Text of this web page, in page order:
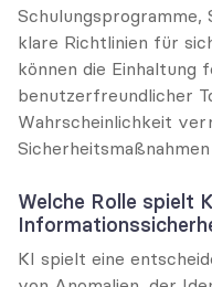
Schulungsprogramme,
klare Richtlinien für
können die Einhaltung
benutzerfreundlicher
Wahrscheinlichkeit
Welche Rolle spielt
KI spielt eine